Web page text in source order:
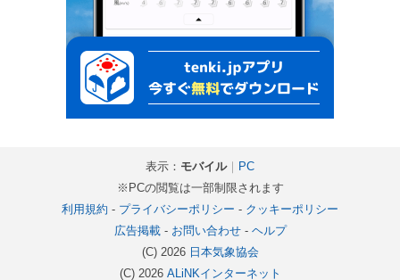
表示： モバイル｜
PC
※PCの閲覧は一部制限されます
利用規約 - プライバシーポリシー - クッキーポリシー
広告掲載- お問い合わせ- ヘルプ
(C) 2026 日本気象協会
(C) 2026 ALiNKインターネット